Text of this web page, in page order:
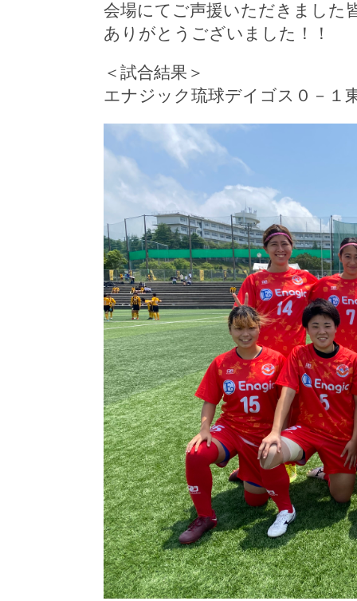
会場にてご声援いただきました
ありがとうございました！！
＜試合結果＞
エナジック琉球デイゴス０－１